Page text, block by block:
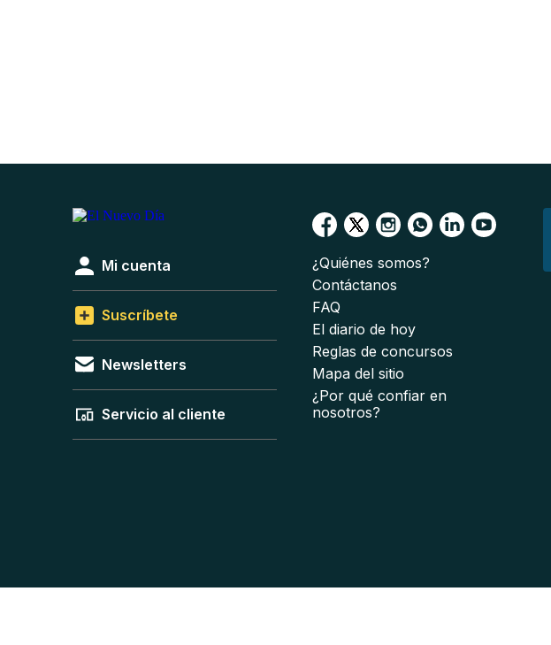
Mi cuenta
Suscríbete
Newsletters
Servicio al cliente
¿Quiénes somos?
Contáctanos
FAQ
El diario de hoy
Reglas de concursos
Mapa del sitio
¿Por qué confiar en
nosotros?